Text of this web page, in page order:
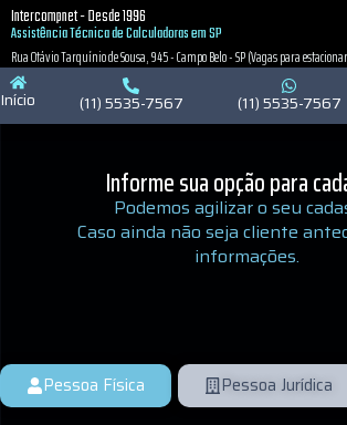
Política de Privacidade
Intercompnet - Desde 1996
Assistência Técnica de Calculadoras em SP
Rua Otávio Tarquínio de Sousa, 945 - Campo Belo - SP (Vagas para
Início (11) 5535-7567 (11) 5535-7567
Informe sua opção para
Podemos agilizar o seu
Caso ainda não seja cliente
informações.
Pessoa Física Pessoa Jurídica